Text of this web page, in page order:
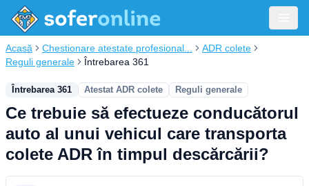
Acasă Chestionare atestate profesional...
ADR colete
Reguli generale
Întrebarea 361
Întrebarea 361 Atestat ADR colete Reguli generale
Ce trebuie să efectueze conducătorul
auto al unui vehicul care transporta
colete ADR în timpul descărcării?